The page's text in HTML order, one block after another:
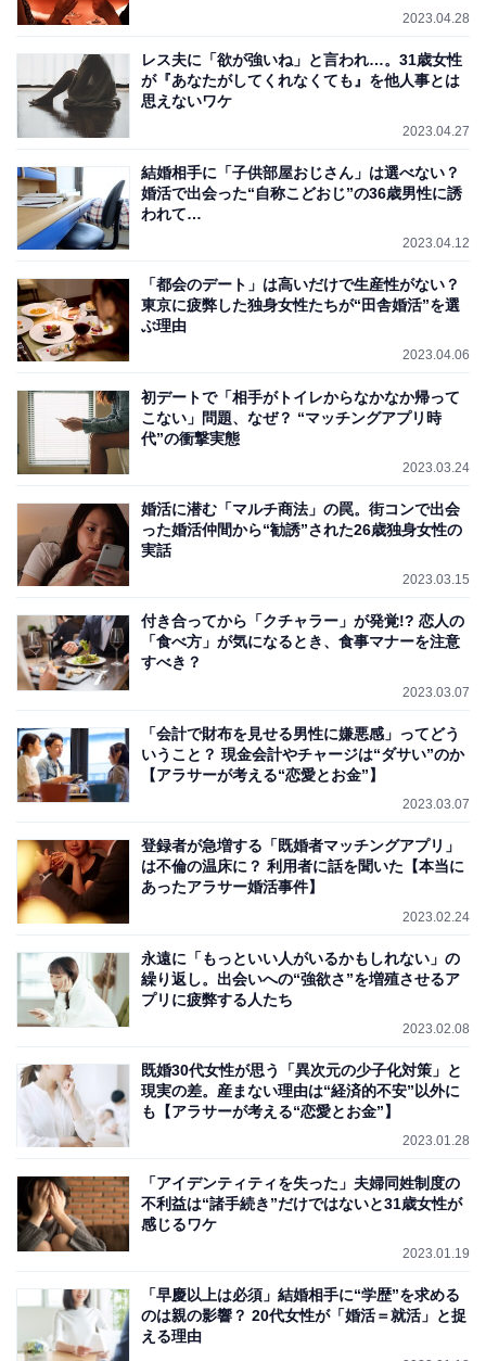
2023.04.28
レス夫に「欲が強いね」と言われ…。31歳女性
が『あなたがしてくれなくても』を他人事とは
思えないワケ
2023.04.27
結婚相手に「子供部屋おじさん」は選べない？
婚活で出会った“自称こどおじ”の36歳男性に誘
われて…
2023.04.12
「都会のデート」は高いだけで生産性がない？
東京に疲弊した独身女性たちが“田舎婚活”を選
ぶ理由
2023.04.06
初デートで「相手がトイレからなかなか帰って
こない」問題、なぜ？ “マッチングアプリ時
代”の衝撃実態
2023.03.24
婚活に潜む「マルチ商法」の罠。街コンで出会
った婚活仲間から“勧誘”された26歳独身女性の
実話
2023.03.15
付き合ってから「クチャラー」が発覚!? 恋人の
「食べ方」が気になるとき、食事マナーを注意
すべき？
2023.03.07
「会計で財布を見せる男性に嫌悪感」ってどう
いうこと？ 現金会計やチャージは“ダサい”のか
【アラサーが考える“恋愛とお金”】
2023.03.07
登録者が急増する「既婚者マッチングアプリ」
は不倫の温床に？ 利用者に話を聞いた【本当に
あったアラサー婚活事件】
2023.02.24
永遠に「もっといい人がいるかもしれない」の
繰り返し。出会いへの“強欲さ”を増殖させるア
プリに疲弊する人たち
2023.02.08
既婚30代女性が思う「異次元の少子化対策」と
現実の差。産まない理由は“経済的不安”以外に
も【アラサーが考える“恋愛とお金”】
2023.01.28
「アイデンティティを失った」夫婦同姓制度の
不利益は“諸手続き”だけではないと31歳女性が
感じるワケ
2023.01.19
「早慶以上は必須」結婚相手に“学歴”を求める
のは親の影響？ 20代女性が「婚活＝就活」と捉
える理由